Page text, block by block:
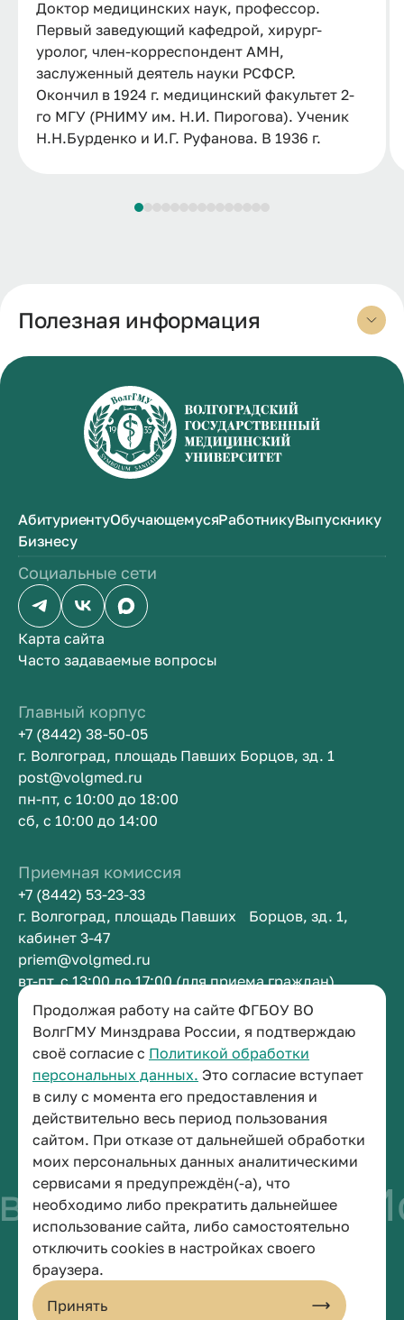
Продолжая работу на сайте ФГБОУ ВО
ВолгГМУ Минздрава России, я подтверждаю
своё согласие с Политикой обработки
персональных данных. Это согласие вступает
в силу с момента его предоставления и
действительно весь период пользования
сайтом. При отказе от дальнейшей обработки
моих персональных данных аналитическими
сервисами я предупреждён(-а), что
необходимо либо прекратить дальнейшее
использование сайта, либо самостоятельно
отключить cookies в настройках своего
браузера.
Принять
Доктор медицинских наук, профессор.
Первый заведующий кафедрой, хирург-
уролог, член-корреспондент АМН,
заслуженный деятель науки РСФСР.
Окончил в 1924 г. медицинский факультет 2-
го МГУ (РНИМУ им. Н.И. Пирогова). Ученик
Н.Н.Бурденко и И.Г. Руфанова. В 1936 г.
В годы ВОВ работал хирургом-урологом в
монографии, посвященные в основном
вопросам диагностики и лечения
заболеваний почек, нефрогенной
заболеваниям и новообразованиям
урогенитальной системы, патологии
печени, а также истории медицины.
Опубликовал работы о синдроме
подмышечной вены (синдром Педжетта -
Шреттера), об оперативном лечении
нефрогенной гипертензии, о латентной
гепатопатии при новообразованиях почки,
диагностическом значении определения
венозного давления в хирургии,
варикозном расширении вен верхних
пиелографию и пиелоскопию.
Полезная информация
АбитуриентуОбучающемусяРаботникуВыпускнику
Бизнесу
Социальные сети
Карта сайта
Часто задаваемые вопросы
Главный корпус
+7 (8442) 38-50-05
г. Волгоград, площадь Павших Борцов, зд. 1
post@volgmed.ru
пн-пт, с 10:00 до 18:00
сб, с 10:00 до 14:00
Приемная комиссия
+7 (8442) 53-23-33
г. Волгоград, площадь Павших Борцов, зд. 1,
кабинет 3-47
priem@volgmed.ru
вт-пт, с 13:00 до 17:00 (для приема граждан)
Приемная ректора
+7 (8442) 38-50-05
г. Волгоград, площадь Павших Борцов, зд. 1,
кабинет 3-11
post@volgmed.ru
пн-пт, с 08.30 до 17.00 (перерыв с 12.30 до 13.00)
быть врачом
© 2026 Волгоградский государственный медицинский университет
Политика конфиденциальности
Политика по обработке персональных данных